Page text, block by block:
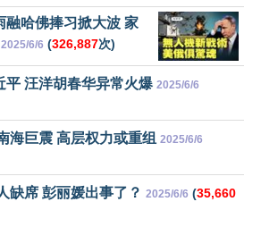
融哈佛捧习掀大波 家
2025/6/6 (326,887次)
平 汪洋胡春华异常火爆 2025/6/6
海巨震 高层权力或重组 2025/6/6
缺席 彭丽媛出事了？ 2025/6/6 (35,660